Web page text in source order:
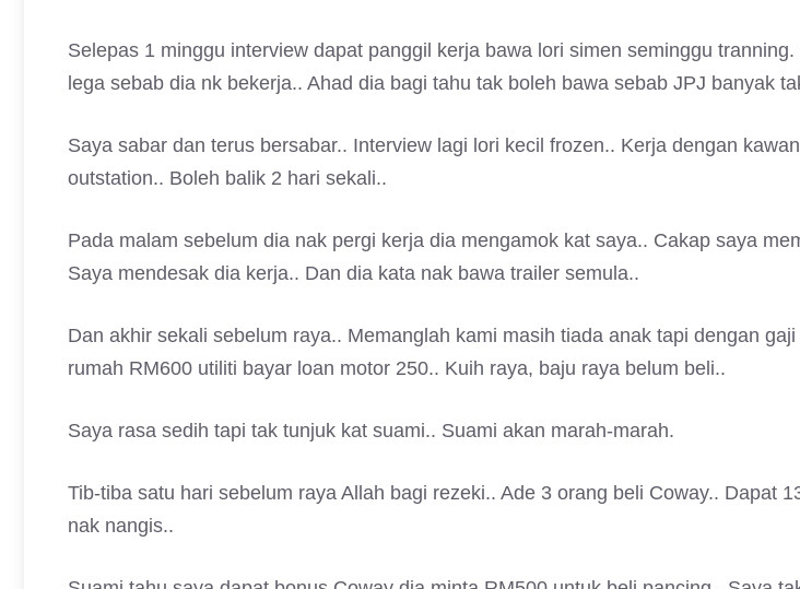
Selepas 1 minggu interview dapat panggil kerja bawa lori simen seminggu
lega sebab dia nk bekerja.. Ahad dia bagi tahu tak boleh bawa sebab JPJ banyak
Saya sabar dan terus bersabar.. Interview lagi lori kecil frozen.. Kerja dengan
outstation.. Boleh balik 2 hari sekali..
Pada malam sebelum dia nak pergi kerja dia mengamok kat saya.. Cakap saya
Saya mendesak dia kerja.. Dan dia kata nak bawa trailer semula..
Dan akhir sekali sebelum raya.. Memanglah kami masih tiada anak tapi dengan
rumah RM600 utiliti bayar loan motor 250.. Kuih raya, baju raya belum beli..
Saya rasa sedih tapi tak tunjuk kat suami.. Suami akan marah-marah.
Tib-tiba satu hari sebelum raya Allah bagi rezeki.. Ade 3 orang beli Coway.. Dapat
nak nangis..